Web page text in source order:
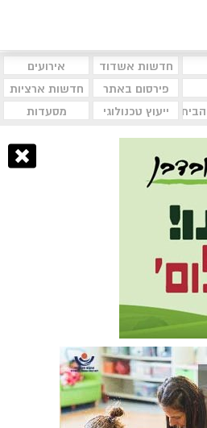
חדשות אשדוד
אירועים
פירסום באתר
חדשות ארציות
ייעוץ טכנולוגי מסעדות